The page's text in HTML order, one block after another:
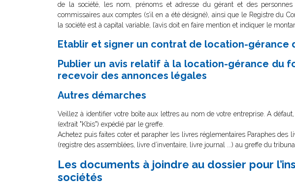
de la société, les nom, prénoms et adresse du gérant et des
commissaires aux comptes (s’il en a été désigné), ainsi que le Registre du
la société est à capital variable, l’avis doit en faire mention et indiquer le
Etablir et signer un contrat de location-gérance
Publier un avis relatif à la location-gérance du
recevoir des annonces légales
Autres démarches
Veillez à identifier votre boîte aux lettres au nom de votre entreprise. A
(extrait "Kbis") expédié par le greffe.
Achetez puis faites coter et parapher les livres réglementaires Paraphes des
(registre des assemblées, livre d’inventaire, livre journal ...) au greffe du
Les documents à joindre au dossier pour
sociétés